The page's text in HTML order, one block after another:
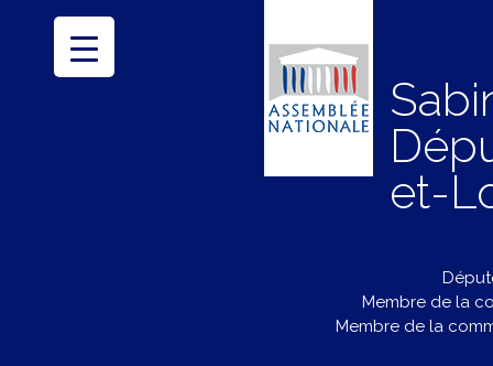
et-
Membre de la
Membre de la